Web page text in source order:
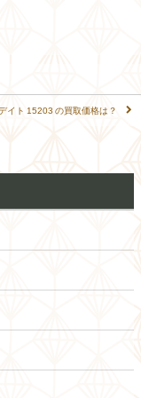
イト 15203 の買取価格は？